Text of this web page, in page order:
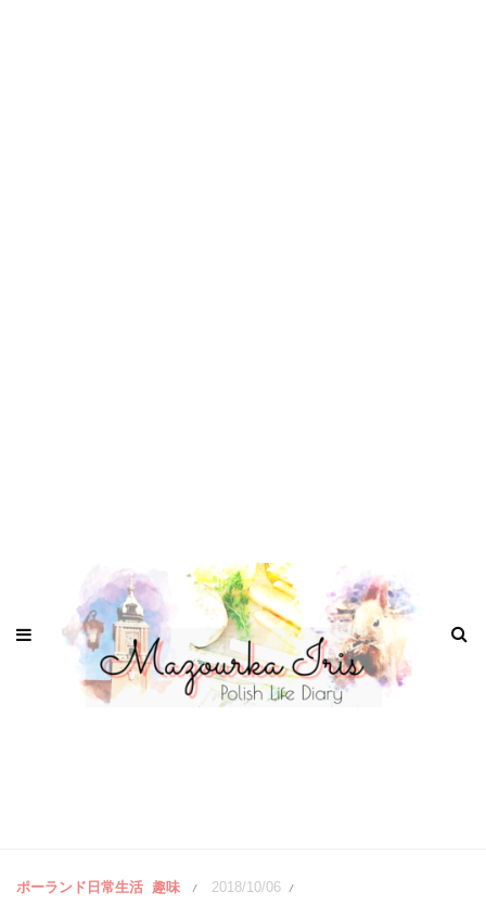
ポーランド日常生活 趣味 / 2018/10/06 /